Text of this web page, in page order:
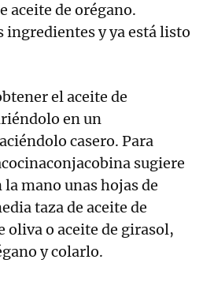
aceite de orégano.
ingredientes y ya está listo
el aceite de
en un
casero. Para
sugiere
mano unas hojas de
taza de aceite de
oliva o aceite de girasol,
y colarlo.